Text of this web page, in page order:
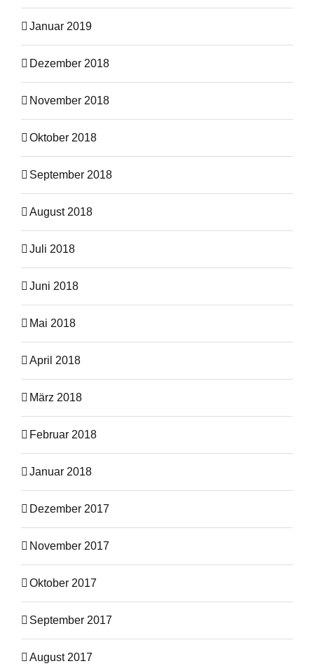
Januar 2019
Dezember 2018
November 2018
Oktober 2018
September 2018
August 2018
Juli 2018
Juni 2018
Mai 2018
April 2018
März 2018
Februar 2018
Januar 2018
Dezember 2017
November 2017
Oktober 2017
September 2017
August 2017